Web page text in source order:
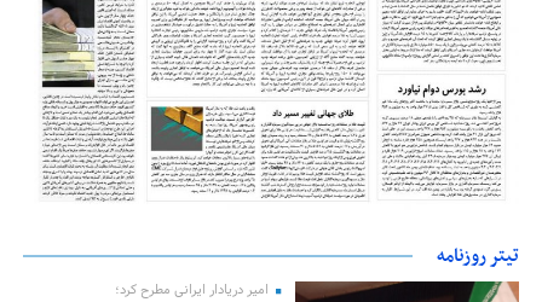
تیتر روزنامه
امیر دریادار ایرانی مطرح کرد؛